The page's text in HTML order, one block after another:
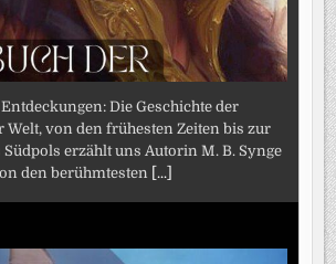
Die Geschichte der
Welt, von den frühesten Zeiten bis zur
erzählt uns Autorin M. B. Synge
den berühmtesten
[...]